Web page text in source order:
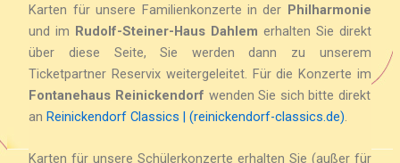
Karten für unsere Familienkonzerte in der Philharmonie
und im Rudolf-Steiner-Haus Dahlem erhalten Sie direkt
über diese Seite, Sie werden dann zu unserem
Ticketpartner Reservix weitergeleitet. Für die Konzerte im
Fontanehaus Reinickendorf wenden Sie sich bitte direkt
anReinickendorf Classics | (reinickendorf-classics.de).
Karten für unsere Schülerkonzerte erhalten Sie (außer für